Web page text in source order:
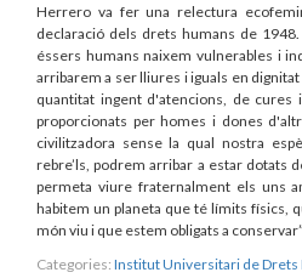
Herrero va fer una relectura
declaració dels drets humans de
éssers humans naixem vulnerables i
arribarem a ser lliures i iguals en
quantitat ingent d'atencions, de
proporcionats per homes i dones
civilitzadora sense la qual nostra
rebre’ls, podrem arribar a estar dotats
permeta viure fraternalment els uns
habitem un planeta que té límits físics,
món viu i que estem obligats a conservar”.
Categories: Institut Universitari de Drets